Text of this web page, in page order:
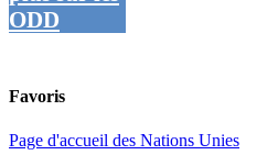
ODD
Favoris
Page d'accueil des Nations Unies